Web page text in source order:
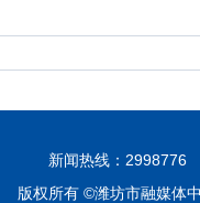
新闻热线：2998776
版权所有 ©潍坊市融媒体